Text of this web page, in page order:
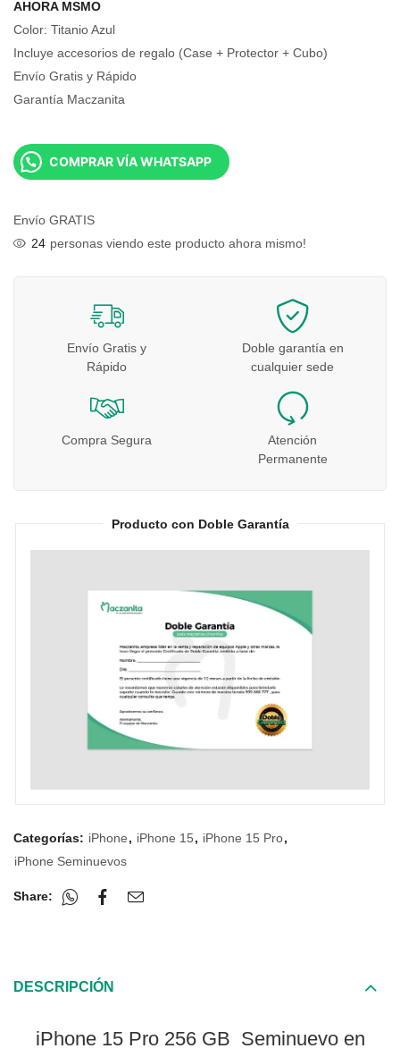
AHORA MSMO
Color: Titanio Azul
Incluye accesorios de regalo (Case + Protector + Cubo)
Envío Gratis y Rápido
Garantía Maczanita
COMPRAR VÍA WHATSAPP
Envío GRATIS
24 personas viendo este producto ahora mismo!
Envío Gratis y
Rápido
Doble garantía en
cualquier sede
Compra Segura
Atención
Permanente
Producto con Doble Garantía
Categorías: iPhone, iPhone 15, iPhone 15 Pro,
iPhone Seminuevos
Share:
DESCRIPCIÓN
iPhone 15 Pro 256 GB Seminuevo en